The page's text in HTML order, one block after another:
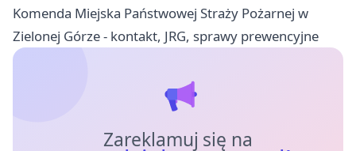
Komenda Miejska Państwowej Straży Pożarnej w
Zielonej Górze - kontakt, JRG, sprawy prewencyjne
Zareklamuj się na